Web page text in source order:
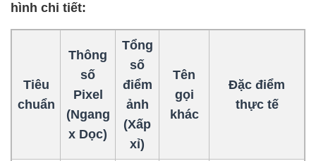
hình chi tiết:
Tiêu
chuẩn
Thông
số
Pixel
(Ngang
x Dọc)
Tổng
số
điểm
ảnh
(Xấp
xỉ)
Tên
gọi
khác
Đặc điểm
thực tế